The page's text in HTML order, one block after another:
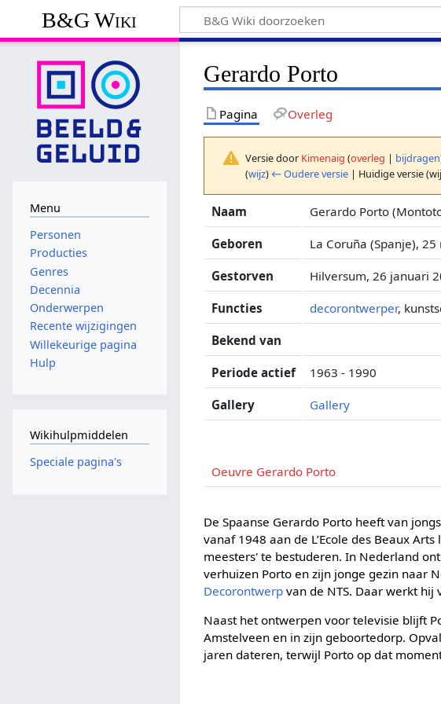
B&G Wiki
Gerardo Porto
Pagina Overleg
Versie door Kimenaig (overleg | bijdragen
(wijz) ← Oudere versie | Huidige versie
Naam Gerardo Porto
Geboren La Coruña (Spanje),
Gestorven Hilversum, 26 januari
Functies decorontwerper,
Bekend van
Periode actief 1963 - 1990
Gallery Gallery
Oeuvre Gerardo Porto
De Spaanse Gerardo Porto heeft van
vanaf 1948 aan de L’Ecole des Beaux
meesters' te bestuderen. In Nederland
verhuizen Porto en zijn jonge gezin naar
Decorontwerp van de NTS. Daar werkt hij
Naast het ontwerpen voor televisie blijft
Amstelveen en in zijn geboortedorp.
jaren dateren, terwijl Porto op dat
Menu
Personen
Producties
Genres
Decennia
Onderwerpen
Recente wijzigingen
Willekeurige pagina
Hulp
Wikihulpmiddelen
Speciale pagina's